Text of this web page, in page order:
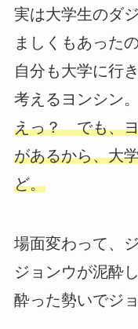
実は大学生のダ
ましくもあったの
自分も大学に行
考えるヨンシン。
えっ？ でも、
があるから、大
ど。
場面変わって、
ジョンウが泥酔
酔った勢いでジ